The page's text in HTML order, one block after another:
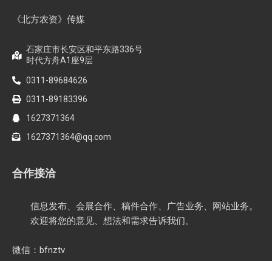
《北方农资》传媒
石家庄市长安区和平东路336号
时代方舟A1座9层
0311-89684626
0311-89183396
1627371364
1627371364@qq.com
合作接洽
信息发布、会展合作、稿件合作、广告业务、网站业务。
欢迎将您的意见、想法和需求告诉我们。
微信：bfnztv